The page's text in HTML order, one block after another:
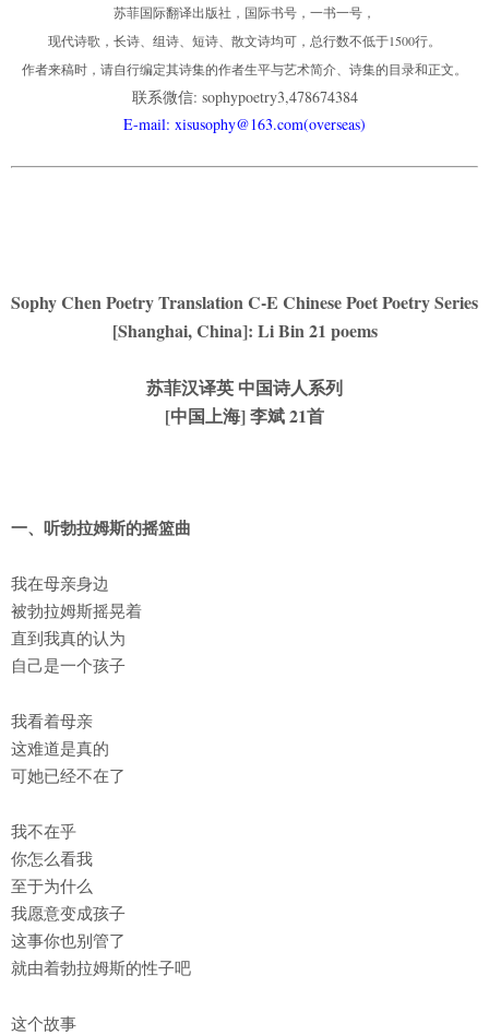
苏菲国际翻译出版社，国际书号，一书一号，
现代诗歌，长诗、组诗、短诗、散文诗均可，总行数不低于1500行。
作者来稿时，请自行编定其诗集的作者生平与艺术简介、诗集的目录和正文。
联系微信: sophypoetry3,478674384
E-mail: xisusophy@163.com(overseas)
Sophy Chen Poetry Translation C-E Chinese Poet Poetry Series
[Shanghai, China]: Li Bin 21 poems
苏菲汉译英 中国诗人系列
[中国上海] 李斌 21首
一、听勃拉姆斯的摇篮曲
我在母亲身边
被勃拉姆斯摇晃着
直到我真的认为
自己是一个孩子
我看着母亲
这难道是真的
可她已经不在了
我不在乎
你怎么看我
至于为什么
我愿意变成孩子
这事你也别管了
就由着勃拉姆斯的性子吧
这个故事